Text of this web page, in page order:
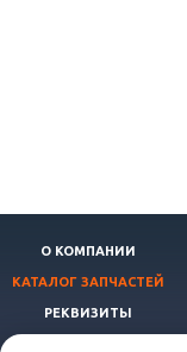
О КОМПАНИИ
КАТАЛОГ ЗАПЧАСТЕЙ
РЕКВИЗИТЫ